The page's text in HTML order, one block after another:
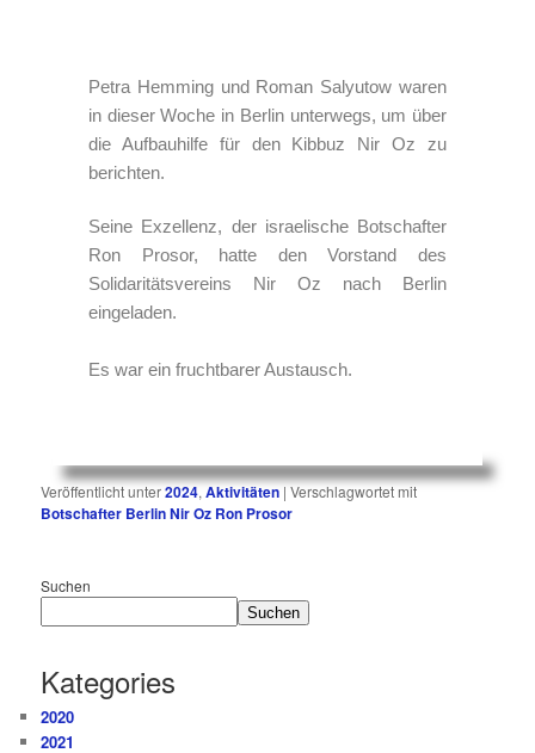
Petra Hemming und Roman Salyutow waren
in dieser Woche in Berlin unterwegs, um über
die Aufbauhilfe für den Kibbuz Nir Oz zu
berichten.
Seine Exzellenz, der israelische Botschafter
Ron Prosor, hatte den Vorstand des
Solidaritätsvereins Nir Oz nach Berlin
eingeladen.
Es war ein fruchtbarer Austausch.
Veröffentlicht unter2024,Aktivitäten |Verschlagwortet mit
Botschafter Berlin Nir Oz Ron Prosor
Suchen
Suchen
Kategories
2020
2021